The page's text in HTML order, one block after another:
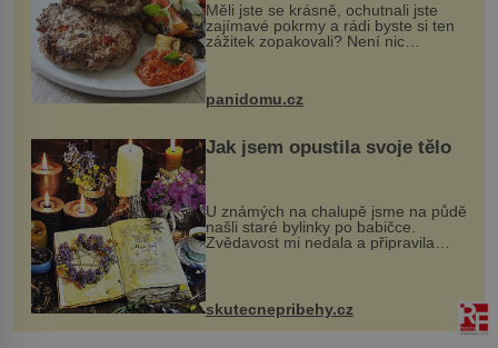
Měli jste se krásně, ochutnali jste
zajímavé pokrmy a rádi byste si ten
zážitek zopakovali? Není nic
snazšího. Pljeskavica (10 porcí)
Možná jste ji ochutnali na dovolené v
bývalé Jugoslávii, lze ji vi...
panidomu.cz
Jak jsem opustila svoje tělo
U známých na chalupě jsme na půdě
našli staré bylinky po babičce.
Zvědavost mi nedala a připravila
jsem si z nich lektvar… Zimní pobyt
na chalupě se pro mě vlastní vinou
změnil v děsivý zážitek, na kt...
skutecnepribehy.cz